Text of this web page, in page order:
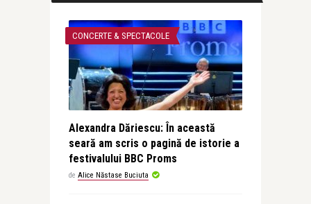
CONCERTE & SPECTACOLE
Alexandra Dăriescu: În această
seară am scris o pagină de istorie a
festivalului BBC Proms
de Alice Năstase Buciuta